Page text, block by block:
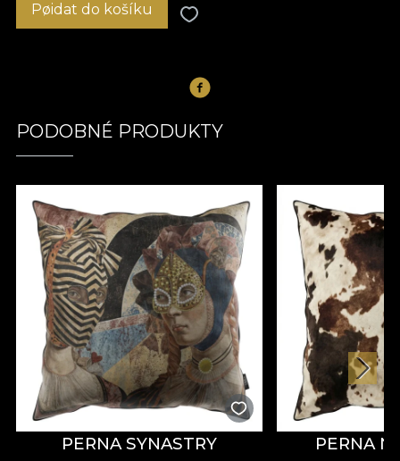
Pøidat do košíku
PODOBNÉ PRODUKTY
PERNA SYNASTRY PERNA